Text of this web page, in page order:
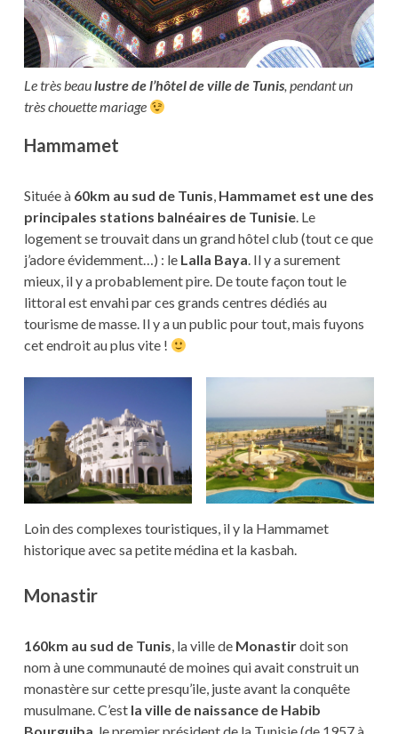
Le très beaulustre de l’hôtel de ville de Tunis, pendant un
très chouette mariage
Hammamet
Située à 60km au sud de Tunis, Hammamet est une des
principales stations balnéaires de Tunisie. Le
logement se trouvait dans un grand hôtel club (tout ce que
j’adore évidemment…) : le Lalla Baya. Il y a surement
mieux, il y a probablement pire. De toute façon tout le
littoral est envahi par ces grands centres dédiés au
tourisme de masse. Il y a un public pour tout, mais fuyons
cet endroit au plus vite !
Loin des complexes touristiques, il y la Hammamet
historique avec sa petite médina et la kasbah.
Monastir
160km au sud de Tunis, la ville de Monastirdoit son
nom à une communauté de moines qui avait construit un
monastère sur cette presqu’ile, juste avant la conquête
musulmane. C’est la ville de naissance de Habib